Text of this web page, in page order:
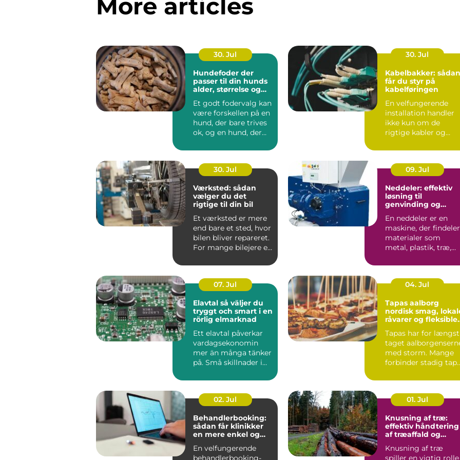
More articles
30. Jul
Hundefoder der
passer til din hunds
alder, størrelse og
Et godt fodervalg kan
være forskellen på en
hund, der bare trives
ok, og en hund, der
30. Jul
Kabelbakker: sådan
får du styr på
kabelføringen
En velfungerende
installation handler
ikke kun om de
rigtige kabler og
gennemført kab...
30. Jul
Værksted: sådan
vælger du det
rigtige til din bil
Et værksted er mere
end bare et sted, hvor
bilen bliver repareret.
For mange bilejere er
09. Jul
Neddeler: effektiv
løsning til
genvinding og
En neddeler er en
maskine, der findeler
materialer som
metal, plastik, træ,
07. Jul
Elavtal så väljer du
tryggt och smart i en
rörlig elmarknad
Ett elavtal påverkar
vardagsekonomin
mer än många tänker
på. Små skillnader i
04. Jul
Tapas aalborg
nordisk smag,
råvarer og fleksible
Tapas har for længst
taget
med storm. Mange
forbinder stadig
02. Jul
Behandlerbooking:
sådan får klinikker
en mere enkel og
En velfungerende
behandlerbooking-
01. Jul
Knusning af træ:
effektiv håndtering
af træaffald og
Knusning af træ
spiller en vigtig